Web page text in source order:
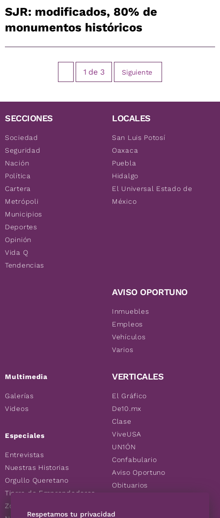
SJR: modificados, 80% de
monumentos históricos
1 de 3 Siguiente
SECCIONES
Sociedad
Seguridad
Nación
Política
Cartera
Metrópoli
Municipios
Deportes
Opinión
Vida Q
Tendencias
Multimedia
Galerías
Videos
Especiales
Entrevistas
Nuestras Historias
Orgullo Queretano
Tierra de Emprendedores
Zoociales
LOCALES
San Luis Potosí
Oaxaca
Puebla
Hidalgo
El Universal Estado de
México
AVISO OPORTUNO
Inmuebles
Empleos
Vehículos
Varios
VERTICALES
El Gráfico
De10.mx
Clase
ViveUSA
UN1ÓN
Confabulario
Aviso Oportuno
Obituarios
Consultas
Respetamos tu privacidad